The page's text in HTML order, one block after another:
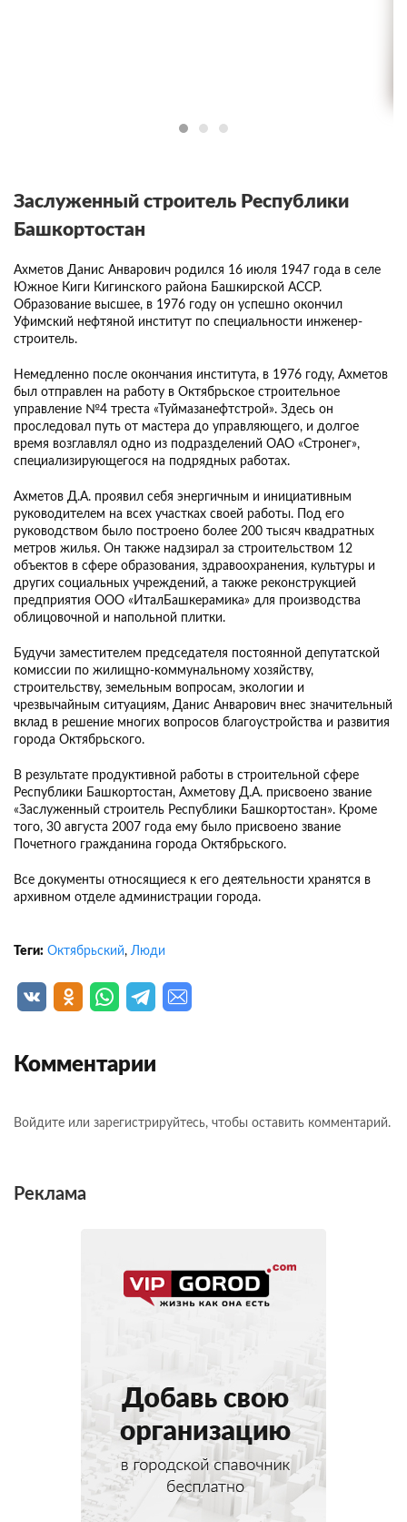
Заслуженный строитель Республики
Башкортостан
Ахметов Данис Анварович родился 16 июля 1947 года в селе
Южное Киги Кигинского района Башкирской АССР.
Образование высшее, в 1976 году он успешно окончил
Уфимский нефтяной институт по специальности инженер-
строитель.
Немедленно после окончания института, в 1976 году, Ахметов
был отправлен на работу в Октябрьское строительное
управление №4 треста «Туймазанефтстрой». Здесь он
проследовал путь от мастера до управляющего, и долгое
время возглавлял одно из подразделений ОАО «Стронег»,
специализирующегося на подрядных работах.
Ахметов Д.А. проявил себя энергичным и инициативным
руководителем на всех участках своей работы. Под его
руководством было построено более 200 тысяч квадратных
метров жилья. Он также надзирал за строительством 12
объектов в сфере образования, здравоохранения, культуры и
других социальных учреждений, а также реконструкцией
предприятия ООО «ИталБашкерамика» для производства
облицовочной и напольной плитки.
Будучи заместителем председателя постоянной депутатской
комиссии по жилищно-коммунальному хозяйству,
строительству, земельным вопросам, экологии и
чрезвычайным ситуациям, Данис Анварович внес значительный
вклад в решение многих вопросов благоустройства и развития
города Октябрьского.
В результате продуктивной работы в строительной сфере
Республики Башкортостан, Ахметову Д.А. присвоено звание
«Заслуженный строитель Республики Башкортостан». Кроме
того, 30 августа 2007 года ему было присвоено звание
Почетного гражданина города Октябрьского.
Все документы относящиеся к его деятельности хранятся в
архивном отделе администрации города.
Теги: Октябрьский, Люди
Комментарии
Войдите или зарегистрируйтесь, чтобы оставить комментарий.
Реклама